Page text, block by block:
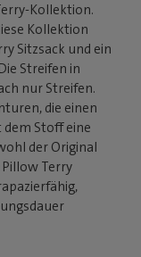
Kollektion.
Kollektion
Sitzsack und ein
Streifen in
nur Streifen.
die einen
dem Stoff eine
der Original
Pillow Terry